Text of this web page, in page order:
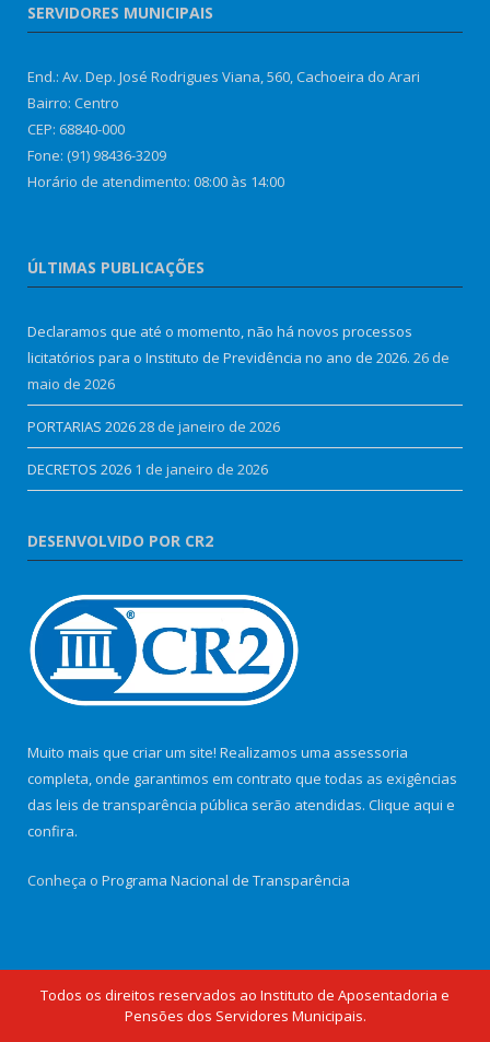
SERVIDORES MUNICIPAIS
End.: Av. Dep. José Rodrigues Viana, 560, Cachoeira do Arari
Bairro: Centro
CEP: 68840-000
Fone: (91) 98436-3209
Horário de atendimento: 08:00 às 14:00
ÚLTIMAS PUBLICAÇÕES
Declaramos que até o momento, não há novos processos
licitatórios para o Instituto de Previdência no ano de 2026. 26 de
maio de 2026
PORTARIAS 202628 de janeiro de 2026
DECRETOS 2026 1 de janeiro de 2026
DESENVOLVIDO POR CR2
Muito mais que criar um site! Realizamos uma assessoria
completa, onde garantimos em contrato que todas as exigências
das leis de transparência pública serão atendidas. Clique aqui e
confira.
Conheça o Programa Nacional de Transparência
Todos os direitos reservados ao Instituto de Aposentadoria e
Pensões dos Servidores Municipais.